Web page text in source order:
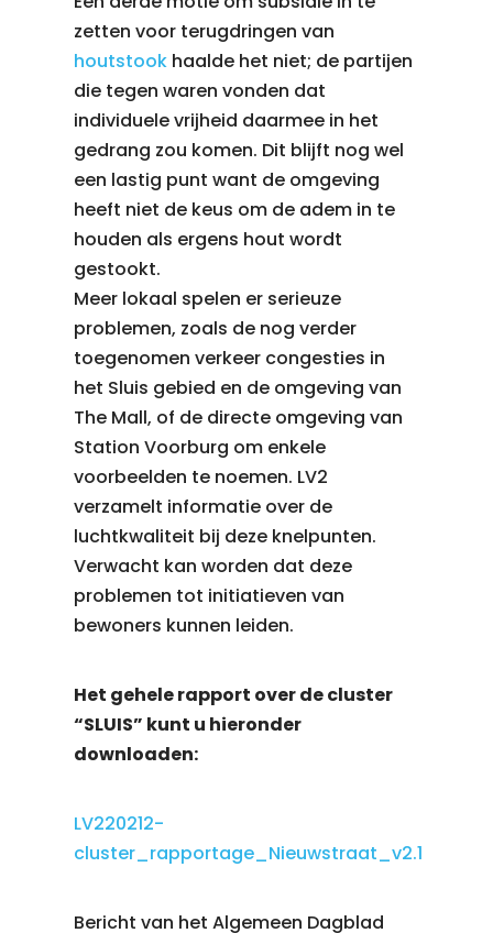
zetten voor terugdringen van
houtstook haalde het niet; de partijen
die tegen waren vonden dat
individuele vrijheid daarmee in het
gedrang zou komen. Dit blijft nog wel
een lastig punt want de omgeving
heeft niet de keus om de adem in te
houden als ergens hout wordt
gestookt.
Meer lokaal spelen er serieuze
problemen, zoals de nog verder
toegenomen verkeer congesties in
het Sluis gebied en de omgeving van
The Mall, of de directe omgeving van
Station Voorburg om enkele
voorbeelden te noemen. LV2
verzamelt informatie over de
luchtkwaliteit bij deze knelpunten.
Verwacht kan worden dat deze
problemen tot initiatieven van
bewoners kunnen leiden.
Het gehele rapport over de cluster
“SLUIS” kunt u hieronder
downloaden:
LV220212-
cluster_rapportage_Nieuwstraat_v2.1
Bericht van het Algemeen Dagblad